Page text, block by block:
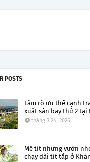
POSTS
Làm rõ ưu thế cạnh
xuất sân bay thứ 2 tại
tháng 3 24, 2026
Mê tít những vườn
chạy dài tít tắp ở